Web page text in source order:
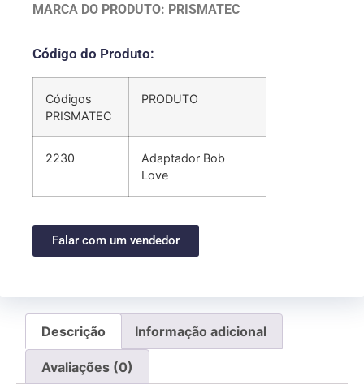
MARCA DO PRODUTO: PRISMATEC
Código do Produto:
Códigos
PRISMATEC
PRODUTO
2230
Adaptador Bob
Love
Falar com um vendedor
Descrição Informação adicional
Avaliações (0)